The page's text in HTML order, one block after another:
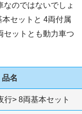
のではないでしょ
セットと 4両付属
セットとも動力車つ
品名
行> 8両基本セット